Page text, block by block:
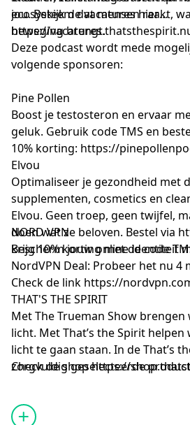
ecosysteem dat mensen raakt,
beweging brengt.
jou. Bekijk de vacatures hier
https://
Deze podcast wordt mede
volgende sponsoren:
Pine Pollen
Boost je testosteron en ervaar
geluk. Gebruik code TMS en
10% korting: https://
Elvou
Optimaliseer je gezondheid met
supplementen, cosmetics en
Elvou. Geen troep, geen twijfel,
doen wat ze beloven. Bestel via
krijg 10% korting met de code
NORD VPN
Bescherm jouw online identiteit
NordVPN Deal: Probeer het nu 4
Check de link https://
THAT'S THE SPIRIT
Met The Trueman Show
licht. Met That’s the Spirit helpen
licht te gaan staan. In de That’s
zorgvuldig geselecteerde
volledig achter staat. Van
betrouwbare waterfilters tot
en nog veel meer.
Check de shophttps://